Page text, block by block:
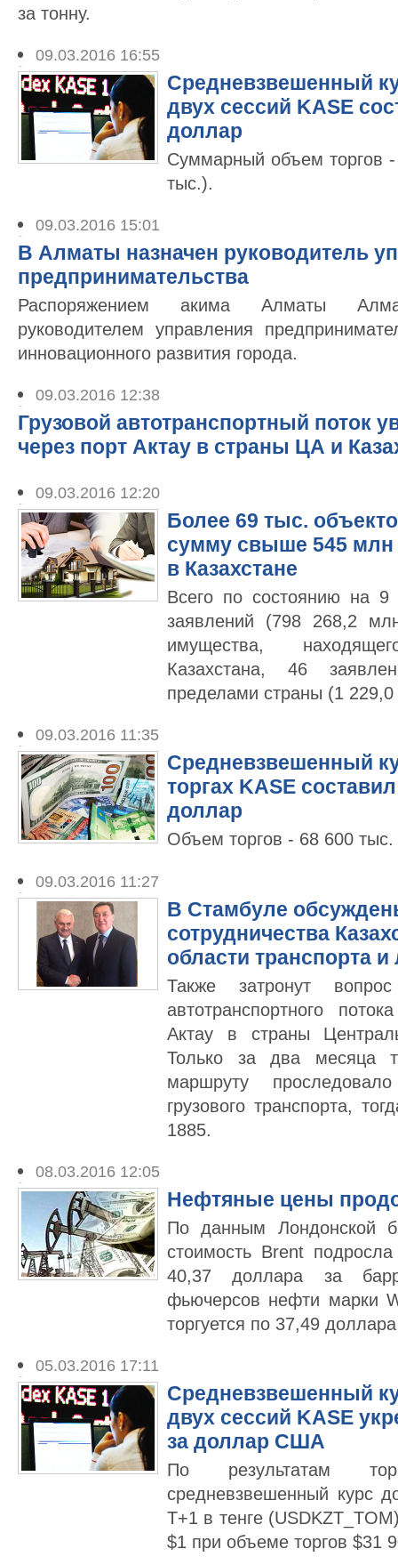
за тонну.
09.03.2016 16:55
Средневзвешенный
двух сессий KASE
доллар
Суммарный объем торгов
тыс.).
09.03.2016 15:01
В Алматы назначен руководитель
предпринимательства
Распоряжением акима Алматы
руководителем управления
инновационного развития города.
09.03.2016 12:38
Грузовой автотранспортный поток
через порт Актау в страны ЦА и
09.03.2016 12:20
Более 69 тыс.
сумму свыше 545 млн
в Казахстане
Всего по состоянию на
заявлений (798 268,2
имущества,
Казахстана, 46
пределами страны (1 229,0
09.03.2016 11:35
Средневзвешенный
торгах KASE
доллар
Объем торгов - 68 600
09.03.2016 11:27
В Стамбуле
сотрудничества
области транспорта и
Также затронут
автотранспортного
Актау в страны
Только за два месяца
маршруту
грузового транспорта,
1885.
08.03.2016 12:05
Нефтяные цены
По данным Лондонской
стоимость Brent
40,37 доллара за
фьючерсов нефти марки
торгуется по 37,49
05.03.2016 17:11
Средневзвешенный
двух сессий KASE
за доллар США
По результатам
средневзвешенный курс
T+1 в тенге
$1 при объеме торгов $31